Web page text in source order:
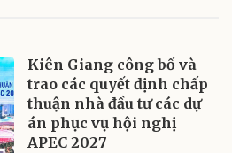
Kiên Giang công bố và
trao các quyết định chấp
thuận nhà đầu tư các dự
án phục vụ hội nghị
APEC 2027